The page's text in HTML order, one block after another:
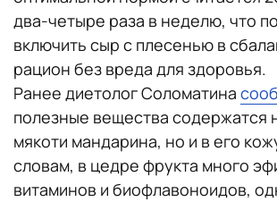
два-четыре раза в неделю, что
включить сыр с плесенью в
рацион без вреда для здоровья.
Ранее диетолог Соломатина
полезные вещества содержатся
мякоти мандарина, но и в его
словам, в цедре фрукта много
витаминов и биофлавоноидов,